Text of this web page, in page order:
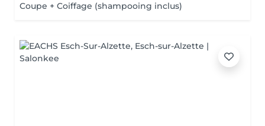
Coupe + Coiffage (shampooing inclus)